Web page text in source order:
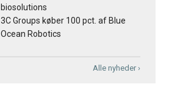
biosolutions
3C Groups køber 100 pct. af Blue
Ocean Robotics
Alle nyheder ›